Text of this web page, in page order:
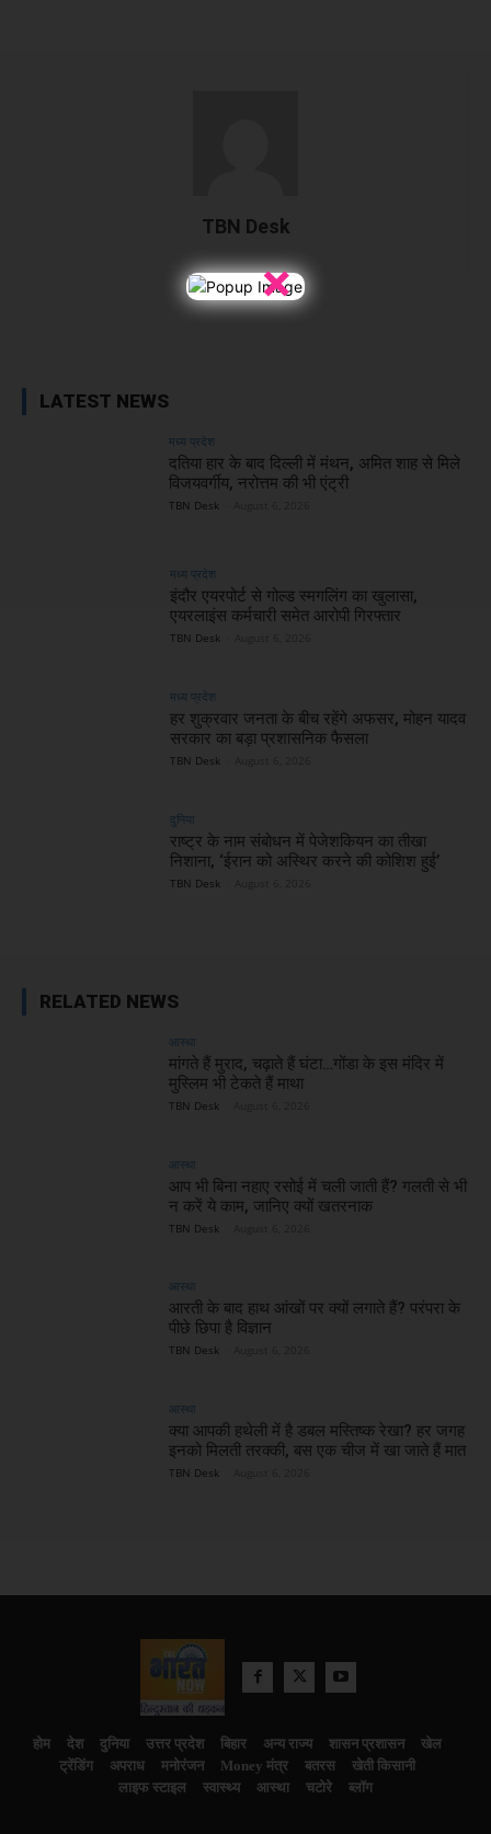
×
TBN Desk
LATEST NEWS
मध्य प्रदेश
दतिया हार के बाद दिल्ली में मंथन, अमित शाह से मिले
विजयवर्गीय, नरोत्तम की भी एंट्री
TBN Desk
मध्य प्रदेश
इंदौर एयरपोर्ट से गोल्ड स्मगलिंग का खुलासा,
एयरलाइंस कर्मचारी समेत आरोपी गिरफ्तार
TBN Desk
मध्य प्रदेश
हर शुक्रवार जनता के बीच रहेंगे अफसर, मोहन यादव
सरकार का बड़ा प्रशासनिक फैसला
TBN Desk
दुनिया
राष्ट्र के नाम संबोधन में पेजेशकियन का तीखा
निशाना, ‘ईरान को अस्थिर करने की कोशिश हुई’
TBN Desk
RELATED NEWS
आस्था
मांगते हैं मुराद, चढ़ाते हैं घंटा…गोंडा के इस मंदिर में
मुस्लिम भी टेकते हैं माथा
TBN Desk
आस्था
आप भी बिना नहाए रसोई में चली जाती हैं? गलती से भी
न करें ये काम, जानिए क्यों खतरनाक
TBN Desk
आस्था
आरती के बाद हाथ आंखों पर क्यों लगाते हैं? परंपरा के
पीछे छिपा है विज्ञान
TBN Desk
आस्था
क्या आपकी हथेली में है डबल मस्तिष्क रेखा? हर जगह
इनको मिलती तरक्की, बस एक चीज में खा जाते हैं मात
TBN Desk
होम देश दुनिया उत्तर प्रदेश बिहार अन्य राज्य शासन प्रशासन
खेल
ट्रेंडिंग
अपराध मनोरंजन Money मंत्र बतरस
खेती किसानी
लाइफ स्टाइल
स्वास्थ्य आस्था चटोरे ब्लॉग